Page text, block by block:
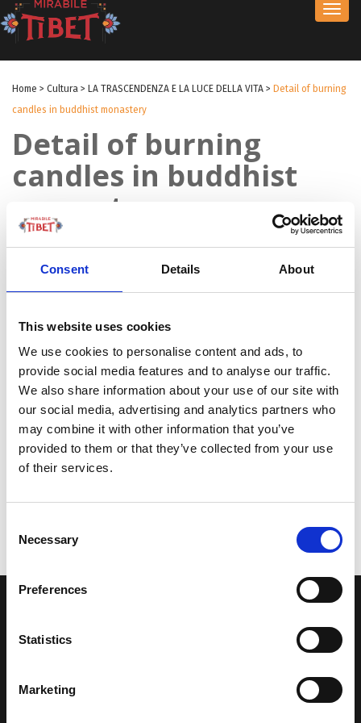
Consent Details About
This website uses cookies
We use cookies to personalise content and ads, to
provide social media features and to analyse our traffic.
We also share information about your use of our site with
our social media, advertising and analytics partners who
may combine it with other information that you’ve
provided to them or that they’ve collected from your use
of their services.
Selection
Necessary
Preferences
Statistics
Marketing
Home > Cultura > LA TRASCENDENZA E LA LUCE DELLA VITA > Detail of burning
candles in buddhist monastery
Detail of burning
candles in buddhist
monastery
avuto modo di viaggiare e conoscere questa meravigliosa regione.
Una regione affascinante, densa di spiritualità che con i suoi